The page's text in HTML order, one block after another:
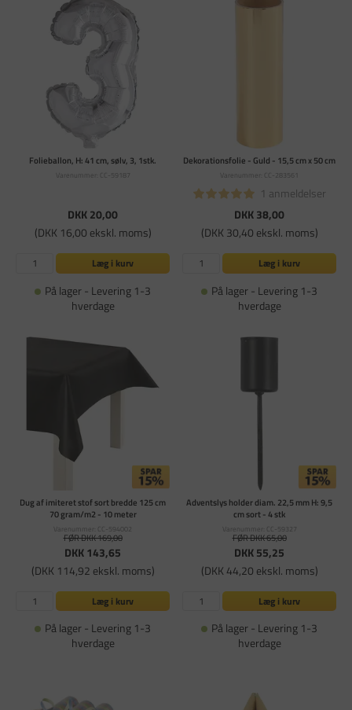
Folieballon, H: 41 cm, sølv, 3, 1stk.
Varenummer: CC-59187
DKK 20,00
(DKK 16,00 ekskl. moms)
Læg i kurv
På lager - Levering 1-3
hverdage
Dekorationsfolie - Guld - 15,5 cm x 50 cm
Varenummer: CC-283561
1 anmeldelser
DKK 38,00
(DKK 30,40 ekskl. moms)
Læg i kurv
På lager - Levering 1-3
hverdage
Dug af imiteret stof sort bredde 125 cm
70 gram/m2 - 10 meter
Varenummer: CC-594002
FØR DKK 169,00
DKK 143,65
(DKK 114,92 ekskl. moms)
Læg i kurv
På lager - Levering 1-3
hverdage
Adventslys holder diam. 22,5 mm H: 9,5
cm sort - 4 stk
Varenummer: CC-59327
FØR DKK 65,00
DKK 55,25
(DKK 44,20 ekskl. moms)
Læg i kurv
På lager - Levering 1-3
hverdage